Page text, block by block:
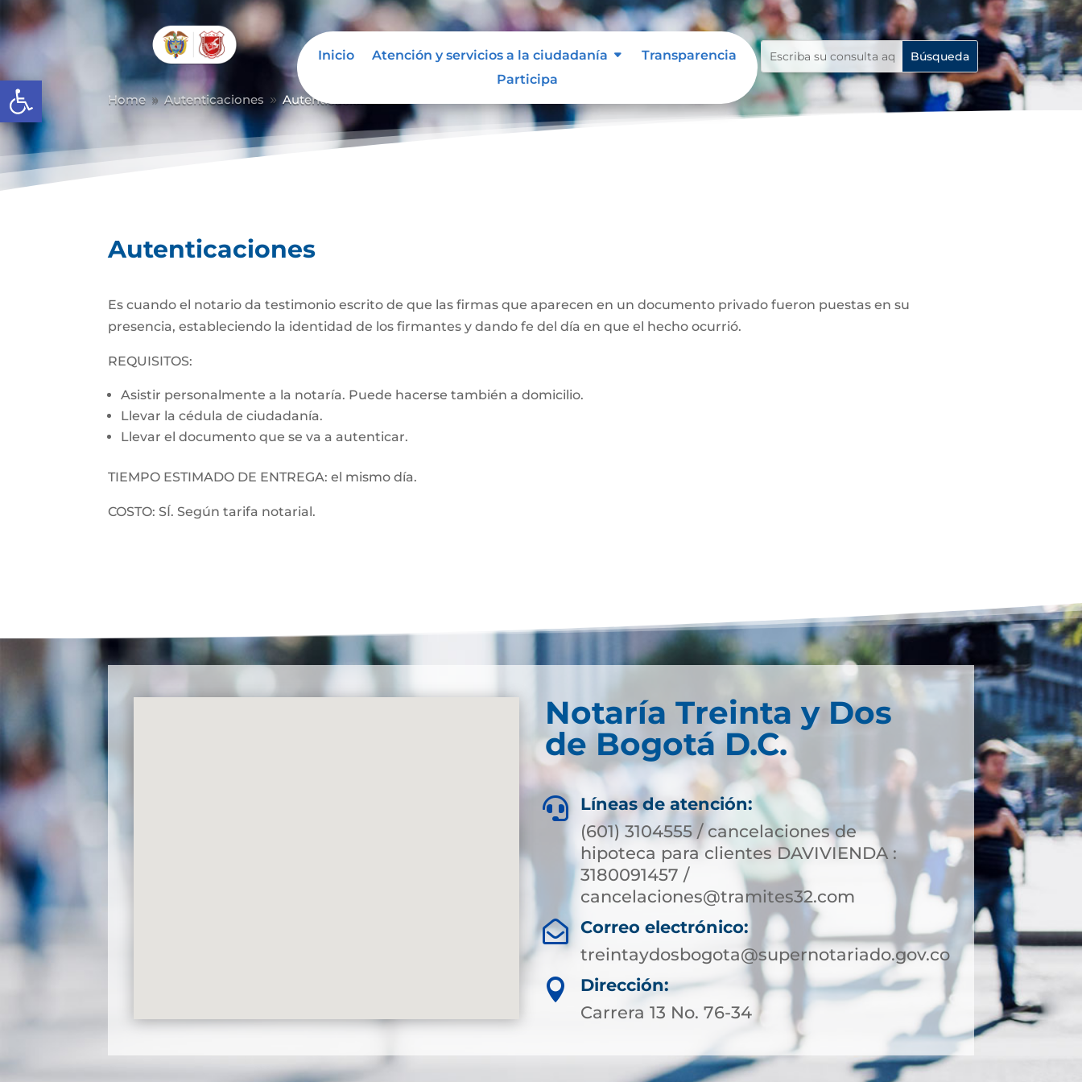
Abrir barra de herramientas
Inicio Atención y servicios a la ciudadanía
Transparencia
Participa
Home 9 Autenticaciones 9 Autenticaciones
Autenticaciones
Es cuando el notario da testimonio escrito de que las firmas que aparecen en un documento privado fueron puestas en su
presencia, estableciendo la identidad de los firmantes y dando fe del día en que el hecho ocurrió.
REQUISITOS:
Asistir personalmente a la notaría. Puede hacerse también a domicilio.
Llevar la cédula de ciudadanía.
Llevar el documento que se va a autenticar.
TIEMPO ESTIMADO DE ENTREGA: el mismo día.
COSTO: SÍ. Según tarifa notarial.
Notaría Treinta y Dos
de Bogotá D.C.

Líneas de atención:
(601) 3104555 / cancelaciones de
hipoteca para clientes DAVIVIENDA :
3180091457 /
cancelaciones@tramites32.com

Correo electrónico:
treintaydosbogota@supernotariado.gov.co

Dirección:
Carrera 13 No. 76-34